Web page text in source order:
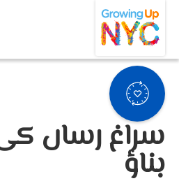
content
سراغ رساں
بناؤ